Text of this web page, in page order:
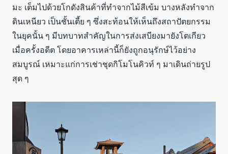
มะ เต็มไปด้วยโกดังสินค้าที่ทำจากไม้สีเข้ม บางหลังทำจาก
ดินเหนียว เป็นชั้นเตี้ย ๆ ซึ่งสะท้อนให้เห็นถึงสถาปัตยกรรม
ในยุคนั้น ๆ มีบทบาทสำคัญในการส่งเสบียงมายังโตเกียว
เมื่อครั้งอดีต โดยอาคารเหล่านี้ก็ยังถูกอนุรักษ์ไว้อย่าง
สมบูรณ์ เหมาะแก่การเช่าชุดกิโมโนคิวท์ ๆ มาเดินถ่ายรูป
สุด ๆ